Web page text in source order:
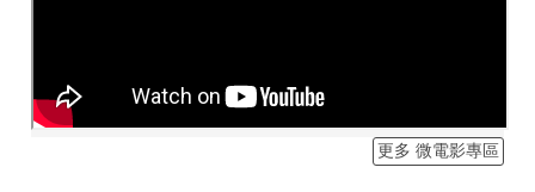
更多 微電影專區